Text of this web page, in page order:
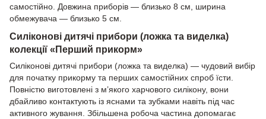
самостійно. Довжина приборів — близько 8 см, ширина
обмежувача — близько 5 см.
Силіконові дитячі прибори (ложка та виделка)
колекції «Перший прикорм»
Силіконові дитячі прибори (ложка та виделка) — чудовий вибір
для початку прикорму та перших самостійних спроб їсти.
Повністю виготовлені з м’якого харчового силікону, вони
дбайливо контактують із яснами та зубками навіть під час
активного жування. Збільшена робоча частина допомагає